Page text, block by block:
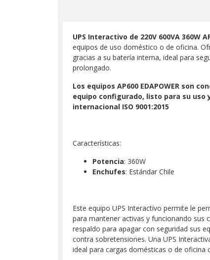
UPS Interactivo de 220V 600VA 360W
equipos de uso doméstico o de oficina.
gracias a su batería interna, ideal para
prolongado.
Los equipos AP600 EDAPOWER son
equipo configurado, listo para su uso
internacional ISO 9001:2015
Características:
Potencia: 360W
Enchufes: Estándar Chile
Este equipo UPS Interactivo permite le
para mantener activas y funcionando
respaldo para apagar con seguridad sus
contra sobretensiones. Una UPS
ideal para cargas domésticas o de